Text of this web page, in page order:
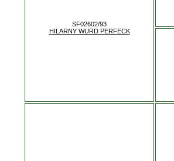
SF02602/93
HILARNY WURD PERFECK